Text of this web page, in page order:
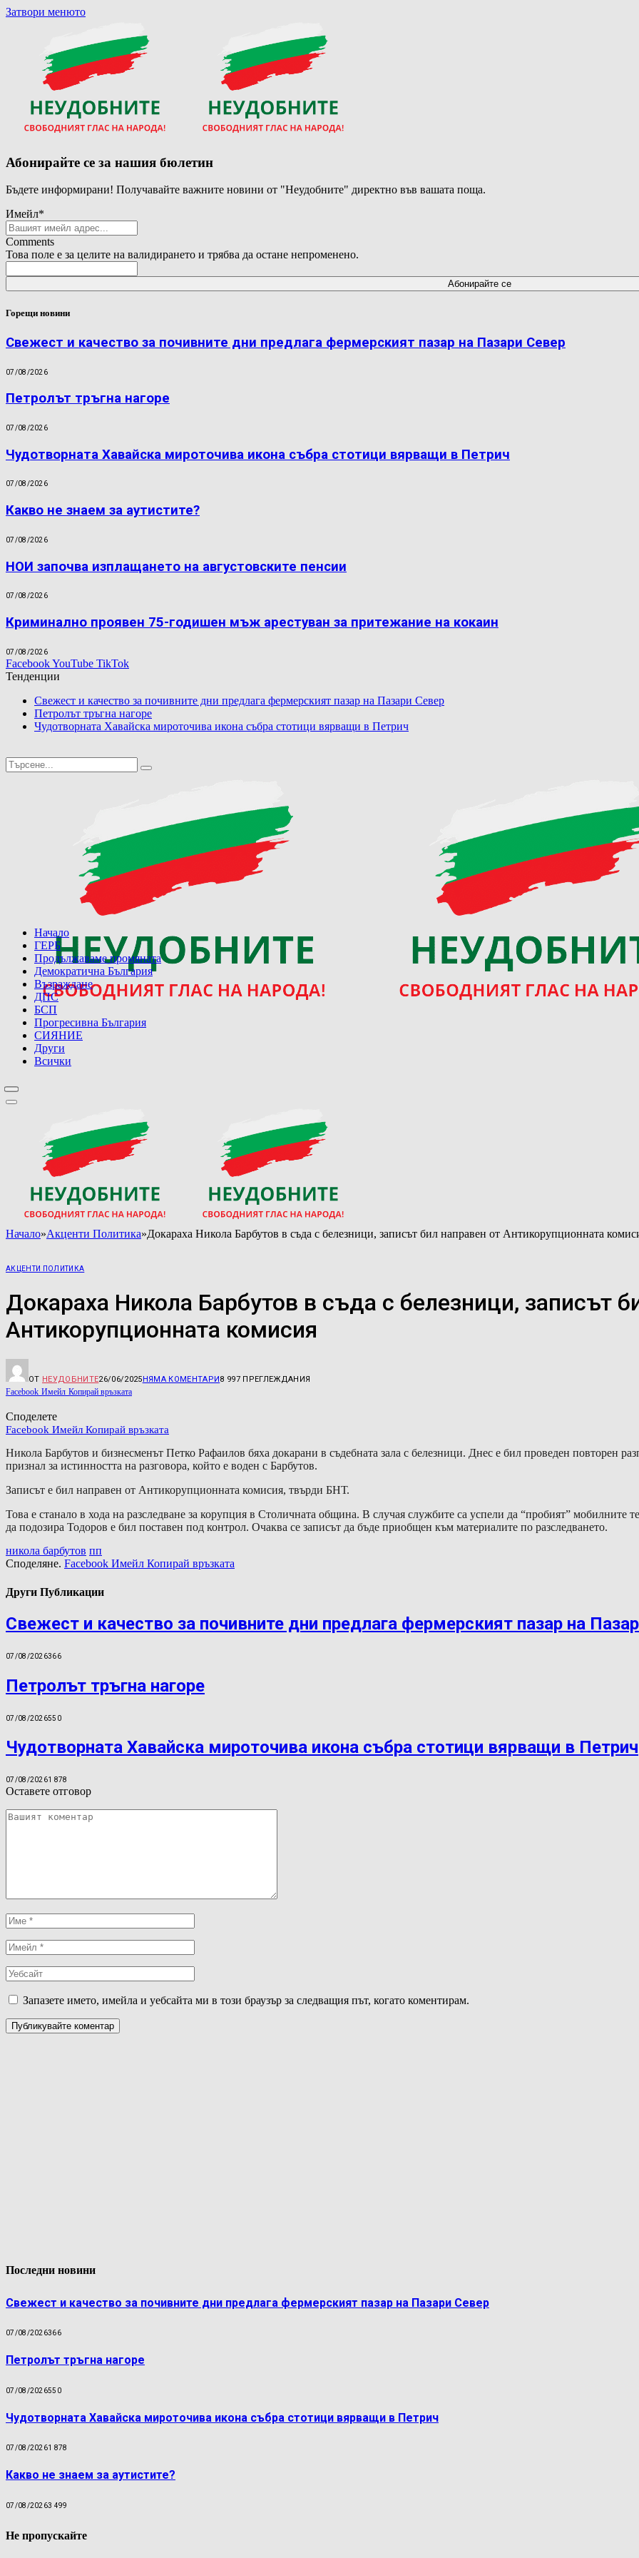
Затвори менюто
Абонирайте се за нашия бюлетин
Бъдете информирани! Получавайте важните новини от "Неудобните" директно във вашата поща.
Имейл*
Comments
Това поле е за целите на валидирането и трябва да остане непроменено.
Горещи новини
Свежест и качество за почивните дни предлага фермерският пазар на Пазари Север
07/08/2026
Петролът тръгна нагоре
07/08/2026
Чудотворната Хавайска мироточива икона събра стотици вярващи в Петрич
07/08/2026
Какво не знаем за аутистите?
07/08/2026
НОИ започва изплащането на августовските пенсии
07/08/2026
Криминално проявен 75-годишен мъж арестуван за притежание на кокаин
07/08/2026
FacebookYouTube TikTok
Тенденции
Свежест и качество за почивните дни предлага фермерският пазар на Пазари Север
Петролът тръгна нагоре
Чудотворната Хавайска мироточива икона събра стотици вярващи в Петрич
Начало
ГЕРБ
Продължаваме промяната
Демократична България
Възраждане
ДПС
БСП
Прогресивна България
СИЯНИЕ
Други
Всички
Начало»Акценти Политика»Докараха Никола Барбутов в съда с белезници, записът бил направен от Антикорупционната
АКЦЕНТИ ПОЛИТИКА
Докараха Никола Барбутов в съда с белезници, записът
Антикорупционната комисия
ОТ НЕУДОБНИТЕ26/06/2025НЯМА КОМЕНТАРИ8 997 ПРЕГЛЕЖДАНИЯ
Facebook Имейл Копирай връзката
Споделете
Facebook Имейл Копирай връзката
Никола Барбутов и бизнесменът Петко Рафаилов бяха докарани в съдебната зала с белезници. Днес е бил проведен повторен
признал за истинността на разговора, който е воден с Барбутов.
Записът е бил направен от Антикорупционната комисия, твърди БНТ.
Това е станало в хода на разследване за корупция в Столичната община. В случая службите са успели да “пробият” мобилните
да подозира Тодоров е бил поставен под контрол. Очаква се записът да бъде приобщен към материалите по разследването.
никола барбутов пп
Споделяне. Facebook Имейл Копирай връзката
Други Публикации
Свежест и качество за почивните дни предлага фермерският пазар на
07/08/2026366
Петролът тръгна нагоре
07/08/2026550
Чудотворната Хавайска мироточива икона събра стотици вярващи в Петрич
07/08/20261 878
Оставете отговор
Запазете името, имейла и уебсайта ми в този браузър за следващия път, когато коментирам.
Последни новини
Свежест и качество за почивните дни предлага фермерският пазар на Пазари Север
07/08/2026366
Петролът тръгна нагоре
07/08/2026550
Чудотворната Хавайска мироточива икона събра стотици вярващи в Петрич
07/08/20261 878
Какво не знаем за аутистите?
07/08/20263 499
Не пропускайте